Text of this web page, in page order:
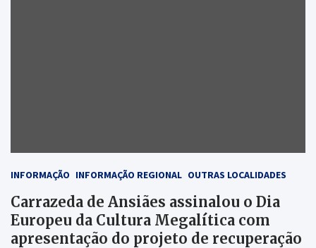
INFORMAÇÃO INFORMAÇÃO REGIONAL OUTRAS LOCALIDADES
Carrazeda de Ansiães assinalou o Dia
Europeu da Cultura Megalítica com
apresentação do projeto de recuperação